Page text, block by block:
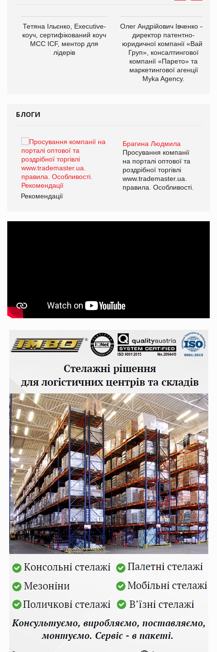
Тетяна Ільєнко, Executive-
коуч, сертифікований коуч
МСС ICF, ментор для
лідерів
Олег Андрійович Івченко —
директор патентно-
юридичної компанії «Вайз
Груп», консалтингової
компанії «Парето» та
маркетингової агенції
Myka Agency.
БЛОГИ
Брагина Людмила
Просування компанії
на порталі оптової та
роздрібної торгівлі
www.trademaster.ua.
правила. Особливості.
Рекомендації